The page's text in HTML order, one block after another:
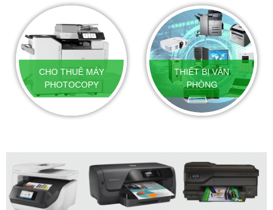
CHO THUÊ MÁY
PHOTOCOPY
THIẾT BỊ VĂN
PHÒNG